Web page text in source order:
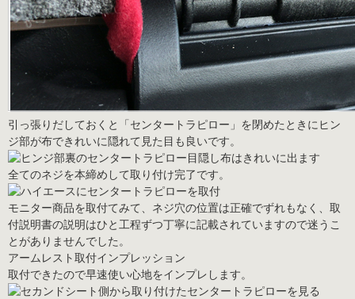
引っ張りだしておくと「センタートラピロー」を閉めたときにヒン
ジ部が布できれいに隠れて見た目も良いです。
全てのネジを本締めして取り付け完了です。
モニター商品を取付てみて、ネジ穴の位置は正確でずれもなく、取
付説明書の説明はひと工程ずつ丁寧に記載されていますので迷うこ
とがありませんでした。
アームレスト取付インプレッション
取付できたので早速使い心地をインプレします。